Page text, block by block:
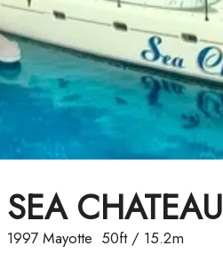
SEA CHATEAU
1997 Mayotte 50ft/ 15.2m